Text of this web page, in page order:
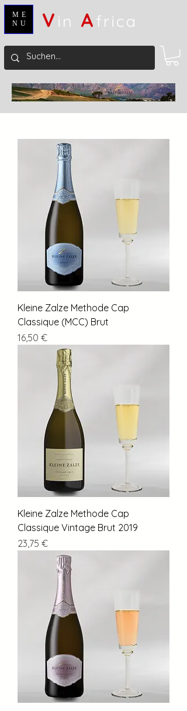
V in Africa
ME
NU
Kleine Zalze Methode Cap
Classique (MCC) Brut
Preis
16,50 €
Kleine Zalze Methode Cap
Classique Vintage Brut 2019
Preis
23,75 €